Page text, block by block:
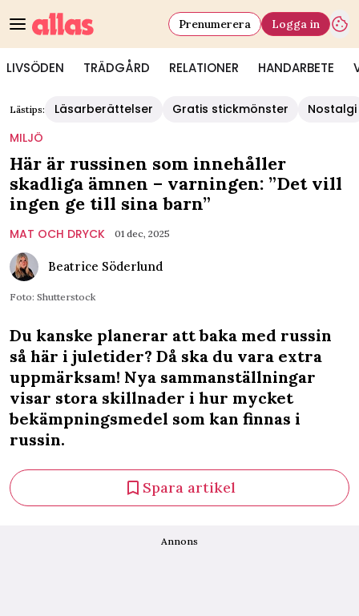
LIVSÖDEN TRÄDGÅRD RELATIONER HANDARBETE
Prenumerera Logga in
Lästips: Läsarberättelser Gratis stickmönster
Nostalgi
MILJÖ
Här är russinen som innehåller
skadliga ämnen – varningen: ”Det vill
ingen ge till sina barn”
MAT OCH DRYCK 01 dec, 2025
Beatrice Söderlund
Foto: Shutterstock
Du kanske planerar att baka med russin
så här i juletider? Då ska du vara extra
uppmärksam! Nya sammanställningar
visar stora skillnader i hur mycket
bekämpningsmedel som kan finnas i
russin.
Spara artikel
Annons